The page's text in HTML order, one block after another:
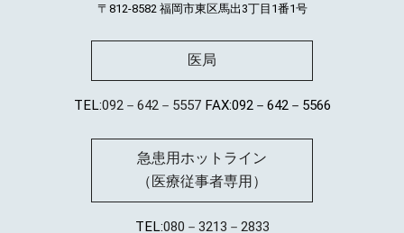
〒812-8582 福岡市東区馬出3丁目1番1号
医局
TEL:092－642－5557FAX:092－642－5566
急患用ホットライン
（医療従事者専用）
TEL:080－3213－2833